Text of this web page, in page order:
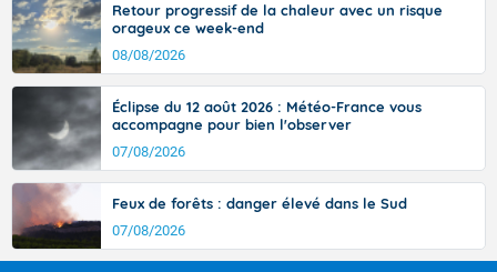
Retour progressif de la chaleur avec un risque
orageux ce week-end
08/08/2026
Éclipse du 12 août 2026 : Météo-France vous
accompagne pour bien l'observer
07/08/2026
Feux de forêts : danger élevé dans le Sud
07/08/2026